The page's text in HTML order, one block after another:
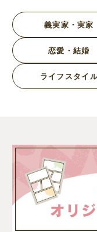
義実家・実家
恋愛・結婚
ライフスタイ